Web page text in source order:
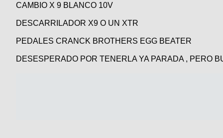
CAMBIO X 9 BLANCO 10V
DESCARRILADOR X9 O UN XTR
PEDALES CRANCK BROTHERS EGG BEATER
DESESPERADO POR TENERLA YA PARADA , PERO